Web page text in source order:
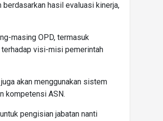
berdasarkan hasil evaluasi kinerja,
masing OPD, termasuk
terhadap visi-misi pemerintah
akan menggunakan sistem
kompetensi ASN.
pengisian jabatan nanti